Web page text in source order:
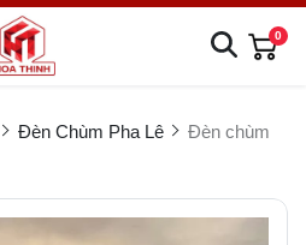
0
Đèn Chùm Pha Lê
Đèn chùm